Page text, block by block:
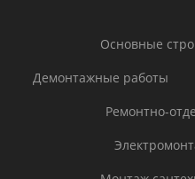
Основные
Демонтажные работы
Ремонтно-